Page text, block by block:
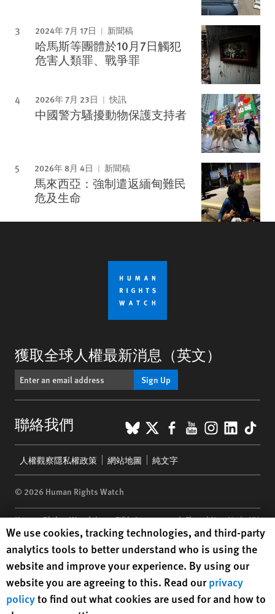
2024年 7月 17日 新聞稿
哈馬斯等團體於10月7日觸犯
危害人類罪、戰爭罪
2026年 7月 23日 快訊
中國警方騷擾動物保護支持者
2026年 8月 4日 新聞稿
馬來西亞：強制遣返緬甸難民
危及生命
獲取全球人權最新消息（英文）
Sign Up
聯絡我們 BlueSky
X Facebook
YouTube
menu
人權觀察隱私權政策 網站地圖 純文字
© 2026 Human Rights Watch
Human Rights Watch| 350 Fifth Avenue, 34th Floor | New York,NY
10118-3299USA|t 1.212.290.4700
Human Rights Watchis a 501(C)(3) nonprofit registered in the US
under EIN: 13-2875808
Human Rights Watch cookie preferences
We use cookies, tracking technologies, and third-party
analytics tools to better understand who is using the
website and improve your experience. By using our
website you are agreeing to this. Read ourprivacy
policyto find out what cookies are used for and how to